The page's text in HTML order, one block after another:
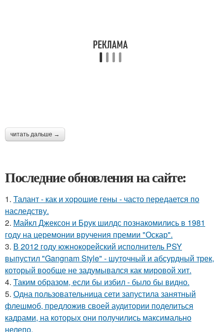
читать дальше →
Последние обновления на сайте:
1. Талант - как и хорошие гены - часто передается по
наследству.
2. Майкл Джексон и Брук шилдс познакомились в 1981
году на церемонии вручения премии "Оскар".
3. В 2012 году южнокорейский исполнитель PSY
выпустил "Gangnam Style" - шуточный и абсурдный трек,
который вообще не задумывался как мировой хит.
4. Таким образом, если бы избил - было бы видно.
5. Одна пользовательница сети запустила занятный
флешмоб, предложив своей аудитории поделиться
кадрами, на которых они получились максимально
нелепо.